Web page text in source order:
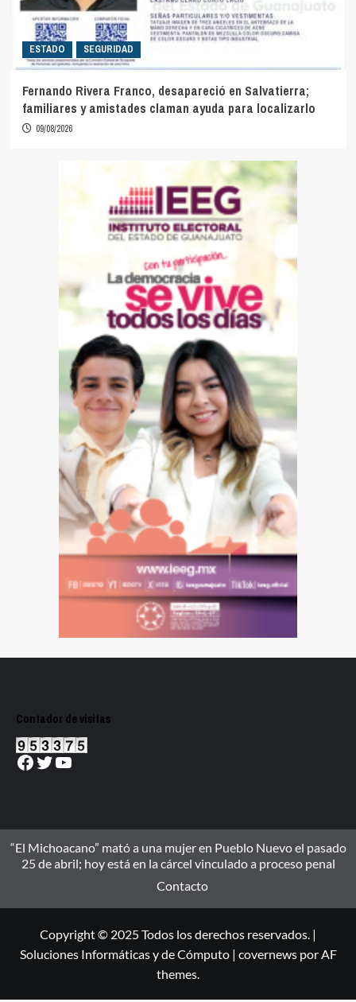
ESTADO SEGURIDAD
Fernando Rivera Franco, desapareció en Salvatierra;
familiares y amistades claman ayuda para localizarlo
09/08/2026
Contador de visitas
Facebook
Twitter
YouTube
“El Michoacano” mató a una mujer en Pueblo Nuevo el pasado
25 de abril; hoy está en la cárcel vinculado a proceso penal
Contacto
Copyright © 2025 Todos los derechos reservados. |
Soluciones Informáticas y de Cómputo | covernewspor AF
themes.